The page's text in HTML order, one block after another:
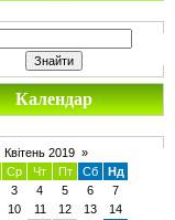
Календар
Квітень 2019 »
Ср Чт Пт Сб
Нд
3 4 5 6
7
10 11 12 13 14